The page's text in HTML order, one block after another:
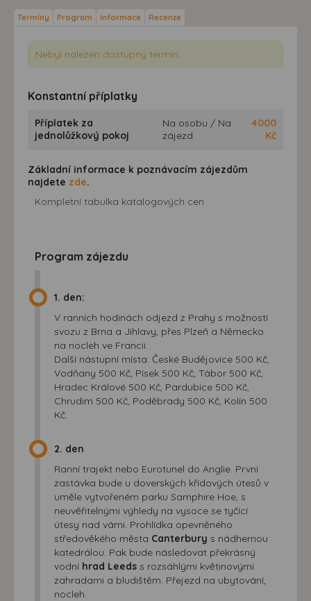
Termíny Program Informace Recenze
Nebyl nalezen dostupný termín.
Konstantní příplatky
Příplatek za
jednolůžkový pokoj
Na osobu / Na
zájezd
4000
Kč
Základní informace k poznávacím zájezdům
najdete zde.
Kompletní tabulka katalogových cen
Program zájezdu
1. den:
V ranních hodinách odjezd z Prahy s možností
svozu z Brna a Jihlavy, přes Plzeň a Německo
na nocleh ve Francii.
Další nástupní místa: České Budějovice 500 Kč,
Vodňany 500 Kč, Písek 500 Kč, Tábor 500 Kč,
Hradec Králové 500 Kč, Pardubice 500 Kč,
Chrudim 500 Kč, Poděbrady 500 Kč, Kolín 500
Kč.
2. den
Ranní trajekt nebo Eurotunel do Anglie. První
zastávka bude u doverských křídových útesů v
uměle vytvořeném parku Samphire Hoe, s
neuvěřitelnými výhledy na vysoce se tyčící
útesy nad vámi. Prohlídka opevněného
středověkého města Canterbury s nádhernou
katedrálou. Pak bude následovat překrásný
vodní hrad Leeds s rozsáhlými květinovými
zahradami a bludištěm. Přejezd na ubytování,
nocleh.